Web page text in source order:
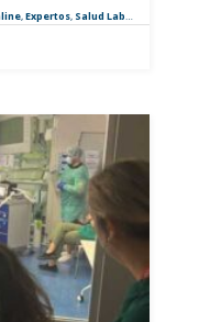
,Expertos, Salud Laboral